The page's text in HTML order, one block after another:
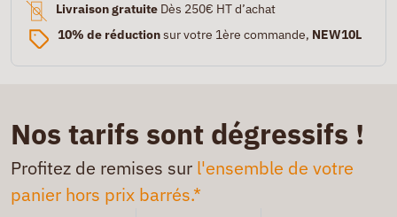
Livraison gratuite Dès 250€ HT d’achat
10% de réductionsur votre 1ère commande, NEW10L
Nos tarifs sont dégressifs !
Profitez de remises sur l'ensemble de votre
panier hors prix barrés.*